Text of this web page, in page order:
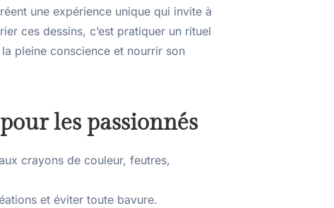
une expérience unique qui invite à
ces dessins, c’est pratiquer un rituel
pleine conscience et nourrir son
les passionnés
crayons de couleur, feutres,
et éviter toute bavure.